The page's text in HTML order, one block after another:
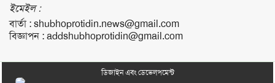
ইমেইল :
বার্তা :shubhoprotidin.news@gmail.com
বিজ্ঞাপন :addshubhoprotidin@gmail.com
ডিজাইন এবং ডেভেলপমেন্ট